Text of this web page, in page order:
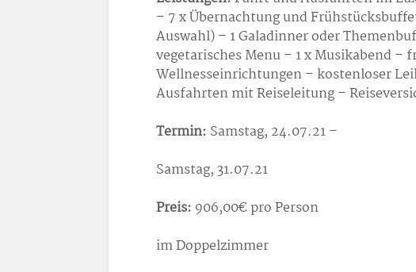
– 7 x Übernachtung und
Auswahl) – 1 Galadinner oder
vegetarisches Menu – 1 x Musikabend –
Wellnesseinrichtungen – kostenloser
Ausfahrten mit Reiseleitung –
Termin: Samstag, 24.07.21 –
Samstag, 31.07.21
Preis: 906,00€ pro Person
im Doppelzimmer